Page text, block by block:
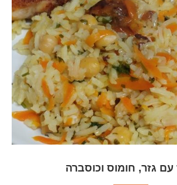
עם גזר, חומוס וכוסברה